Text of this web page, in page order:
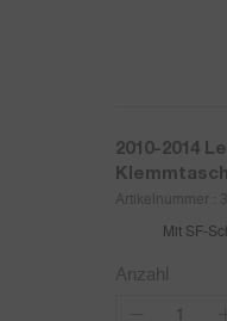
2010-2014
Artikelnummer :
Mit SF-
Anzahl